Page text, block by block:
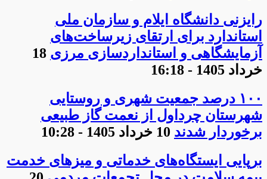
رایزنی دانشگاه ایلام و سازمان ملی
استاندارد برای ارتقای زیرساخت‌های
آزمایشگاهی و استانداردسازی مرزی 18
خرداد 1405 - 16:18
۱۰۰ درصد جمعیت شهری و روستایی
شهرستان چرداول از نعمت گاز طبیعی
برخوردار شدند 10 خرداد 1405 - 10:28
برپایی ایستگاه‌های خدماتی و میزهای خدمت